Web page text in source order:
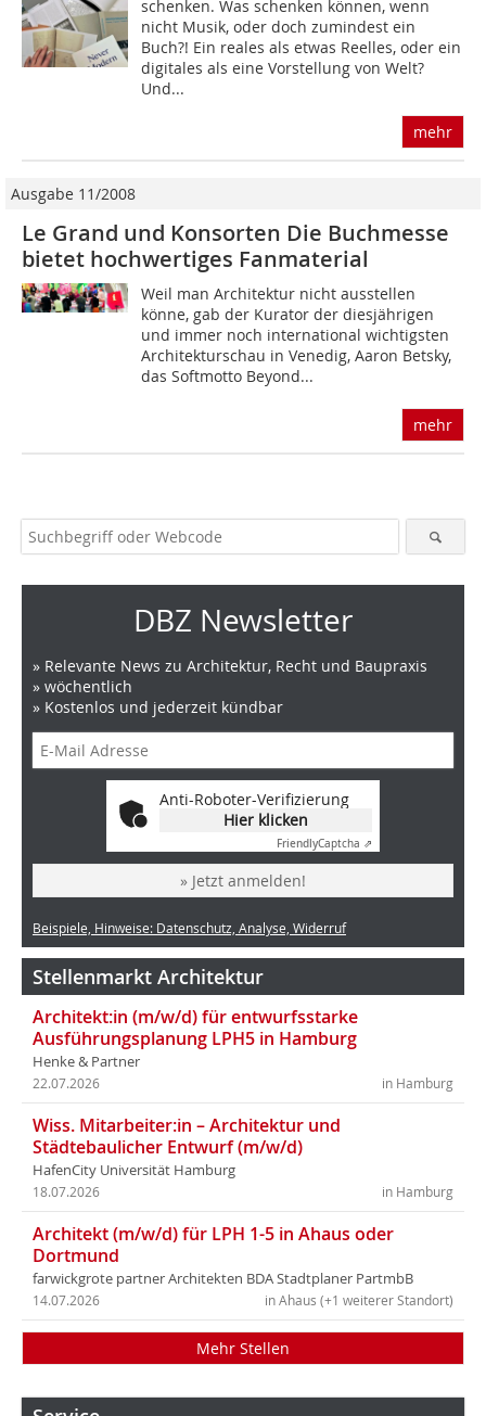
schenken. Was schenken können, wenn
nicht Musik, oder doch zumindest ein
Buch?! Ein reales als etwas Reelles, oder ein
digitales als eine Vorstellung von Welt?
Und...
mehr
Ausgabe 11/2008
Le Grand und Konsorten Die Buchmesse
bietet hochwertiges Fanmaterial
Weil man Architektur nicht ausstellen
könne, gab der Kurator der diesjährigen
und immer noch international wichtigsten
Architekturschau in Venedig, Aaron Betsky,
das Softmotto Beyond...
mehr
DBZ Newsletter
» Relevante News zu Architektur, Recht und Baupraxis
» wöchentlich
» Kostenlos und jederzeit kündbar
Anti-Roboter-Verifizierung
Hier klicken
FriendlyCaptcha ⇗
» Jetzt anmelden!
Beispiele, Hinweise: Datenschutz, Analyse, Widerruf
Stellenmarkt Architektur
Architekt:in (m/w/d) für entwurfsstarke
Ausführungsplanung LPH5 in Hamburg
Henke & Partner
in Hamburg
22.07.2026
Wiss. Mitarbeiter:in – Architektur und
Städtebaulicher Entwurf (m/w/d)
HafenCity Universität Hamburg
in Hamburg
18.07.2026
Architekt (m/w/d) für LPH 1-5 in Ahaus oder
Dortmund
farwickgrote partner Architekten BDA Stadtplaner PartmbB
in Ahaus (+1 weiterer Standort)
14.07.2026
Mehr Stellen